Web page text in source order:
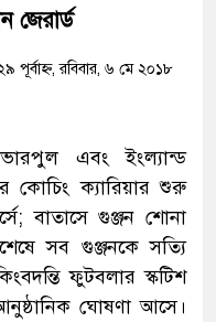
জেরার্ড
পূর্বাহ্ন, রবিবার, ৬ মে ২০১৮
এবং ইংল্যান্ড
কোচিং ক্যারিয়ার শুরু
বাতাসে গুঞ্জন শোনা
সব গুঞ্জনকে সত্যি
ফুটবলার স্কটিশ
আনুষ্ঠানিক ঘোষণা আসে।